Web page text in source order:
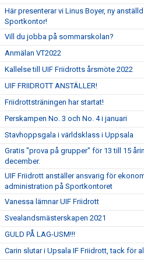
Här presenterar vi Linus Boyer, ny
Sportkontor!
Vill du jobba på sommarskolan?
Anmälan VT2022
Kallelse till UIF Friidrotts årsmöte 2022
UIF FRIIDROTT ANSTÄLLER!
Friidrottsträningen har startat!
Perskampen No. 3 och No. 4 i januari
Stavhoppsgala i världsklass i Uppsala
Gratis "prova på grupper" för 13 till 15
december.
UIF Friidrott anställer ansvarig för
administration på Sportkontoret
Vanessa lämnar UIF Friidrott
Svealandsmästerskapen 2021
GULD PÅ LAG-USM!!!
Carin slutar i Upsala IF Friidrott, tack för